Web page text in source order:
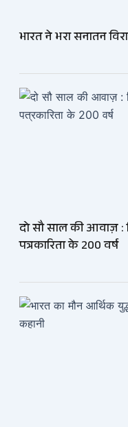
भारत ने भरा सनातन
दो सौ साल की आवाज़ :
पत्रकारिता के 200 वर्ष